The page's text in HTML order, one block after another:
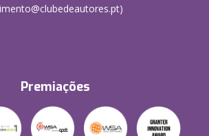
)
Premiações